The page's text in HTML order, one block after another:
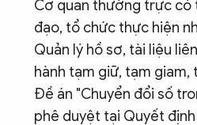
Cơ quan thường trực có
đạo, tổ chức thực hiện
Quản lý hồ sơ, tài liệu
hành tạm giữ, tạm giam,
Đề án "Chuyển đổi số
phê duyệt tại Quyết